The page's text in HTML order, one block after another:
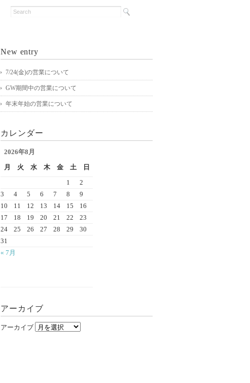
New entry
7/24(金)の営業について
GW期間中の営業について
年末年始の営業について
カレンダー
2026年8月
月
火 水 木 金 土 日
« 7月
1
2
3
4 5 6 7 8
9
10
11 12 13 14 15
16
17
18 19 20 21 22
23
24
25 26 27 28 29
30
31
アーカイブ
アーカイブ